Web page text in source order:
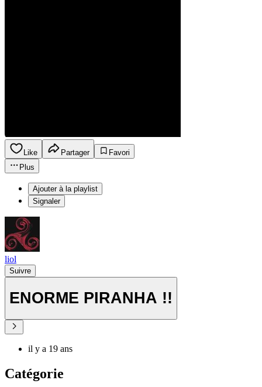
Like Partager
Favori
Plus
Ajouter à la playlist
Signaler
liol
Suivre
ENORME PIRANHA !!
il y a 19 ans
Catégorie